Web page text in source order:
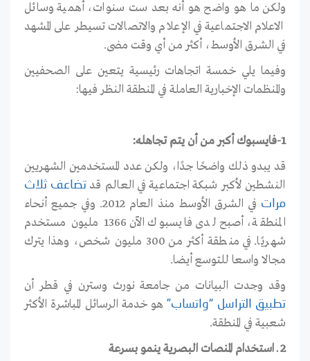
ولكن ما هو واضح هو أنه بعد ست سنوات، أهمية وسائل
الاعلام الاجتماعية في الإعلام والاتصالات تسيطر على المشهد
في الشرق الأوسط، أكثر من أي وقت مضى.
وفيما يلي خمسة اتجاهات رئيسية يتعين على الصحفيين
والمنظمات الإخبارية العاملة في المنطقة النظر فيها:
1-فايسبوك أكبر من أن يتم تجاهله:
قد يبدو ذلك واضحًا جدًا، ولكن عدد المستخدمين الشهريين
النشطين لأكبر شبكة اجتماعية في العالم قد تضاعف ثلاث
مرات
في الشرق الأوسط منذ العام 2012. وفي جميع أنحاء
المنطقة، أصبح لدى فايسبوك الآن 1366 مليون مستخدم
شهريًا. في منطقة أكثر من 300 مليون شخص، وهذا يترك
مجالا واسعا للتوسع أيضا.
وقد وجدت البيانات من جامعة نورث وسترن في قطر أن
تطبيق التراسل “واتساب”هو خدمة الرسائل المباشرة الأكثر
شعبية في المنطقة.
2 ـ استخدام المنصات البصرية ينمو بسرعة